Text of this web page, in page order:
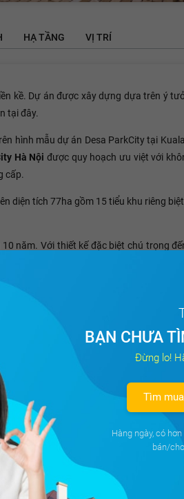
HẠ TẦNG VỊ TRÍ
kề. Dự án được xây dựng dựa trên ý
tại đây.
hình mẫu dự án Desa ParkCity tại
Hà Nội được quy hoạch ưu việt với
cấp.
diện tích 77ha gồm 15 tiểu khu riêng
năm. Với thiết kế đặc biệt chú trọng
là điểm nhấn mang đến một cuộc
BẠN CHƯA
Đừng lo!
Tìm
Hàng ngày, có hơn
bán/